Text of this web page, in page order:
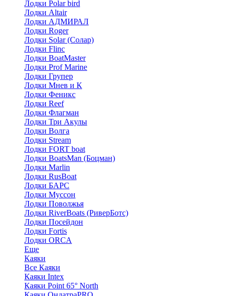
Лодки Polar bird
Лодки Altair
Лодки АДМИРАЛ
Лодки Roger
Лодки Solar (Солар)
Лодки Flinc
Лодки BoatMaster
Лодки Prof Marine
Лодки Групер
Лодки Мнев и К
Лодки Феникс
Лодки Reef
Лодки Флагман
Лодки Три Акулы
Лодки Волга
Лодки Stream
Лодки FORT boat
Лодки BoatsMan (Боцман)
Лодки Marlin
Лодки RusBoat
Лодки БАРС
Лодки Муссон
Лодки Поволжья
Лодки RiverBoats (РиверБотс)
Лодки Посейдон
Лодки Fortis
Лодки ORCA
Еще
Каяки
Все Каяки
Каяки Intex
Каяки Point 65° North